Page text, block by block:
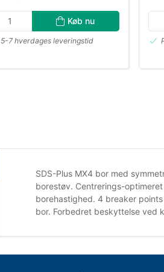
Køb nu
5-7 hverdages leveringstid
SDS-Plus MX4 bor med
borestøv. Centrerings-
borehastighed. 4 breaker
bor. Forbedret beskyttelse ved